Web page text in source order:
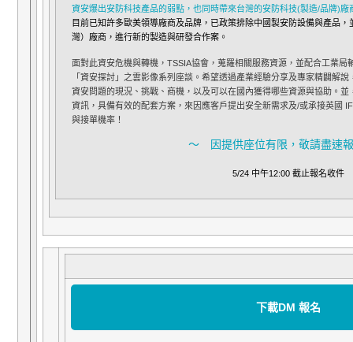
資安爆出安防科技產品的弱點，也同時帶來台灣的安防科技(製造/品牌)
目前已知許多歐美領導廠商及品牌，已政策排除中國製安防設備與產品
灣）廠商，進行新的製造與研發合作案。
面對此資安危機與轉機，TSSIA協會，蒐羅相關服務資源，並配合工業局
「資安探討」之雲影像系列座談。希望透過產業經驗分享及專家精闢解
資安問題的現況、挑戰、商機，以及可以在國內獲得哪些資源與協助。
資訊，具備有效的配套方案，來因應客戶提出安全新需求及/或承接英國
與接單機率！
～ 因提供座位有限，敬請盡速
5/24 中午12:00 截止報名收件
下載DM 報名